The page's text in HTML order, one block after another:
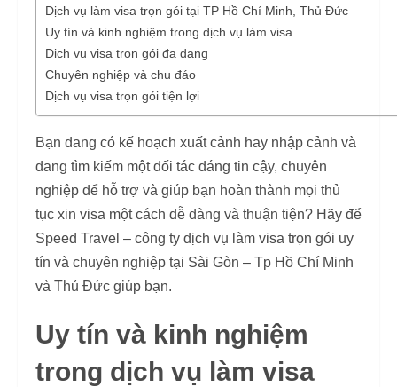
Dịch vụ làm visa trọn gói tại TP Hồ Chí Minh, Thủ Đức
Uy tín và kinh nghiệm trong dịch vụ làm visa
Dịch vụ visa trọn gói đa dạng
Chuyên nghiệp và chu đáo
Dịch vụ visa trọn gói tiện lợi
Bạn đang có kế hoạch xuất cảnh hay nhập cảnh và
đang tìm kiếm một đối tác đáng tin cậy, chuyên
nghiệp để hỗ trợ và giúp bạn hoàn thành mọi thủ
tục xin visa một cách dễ dàng và thuận tiện? Hãy để
Speed Travel – công ty dịch vụ làm visa trọn gói uy
tín và chuyên nghiệp tại Sài Gòn – Tp Hồ Chí Minh
và Thủ Đức giúp bạn.
Uy tín và kinh nghiệm
trong dịch vụ làm visa